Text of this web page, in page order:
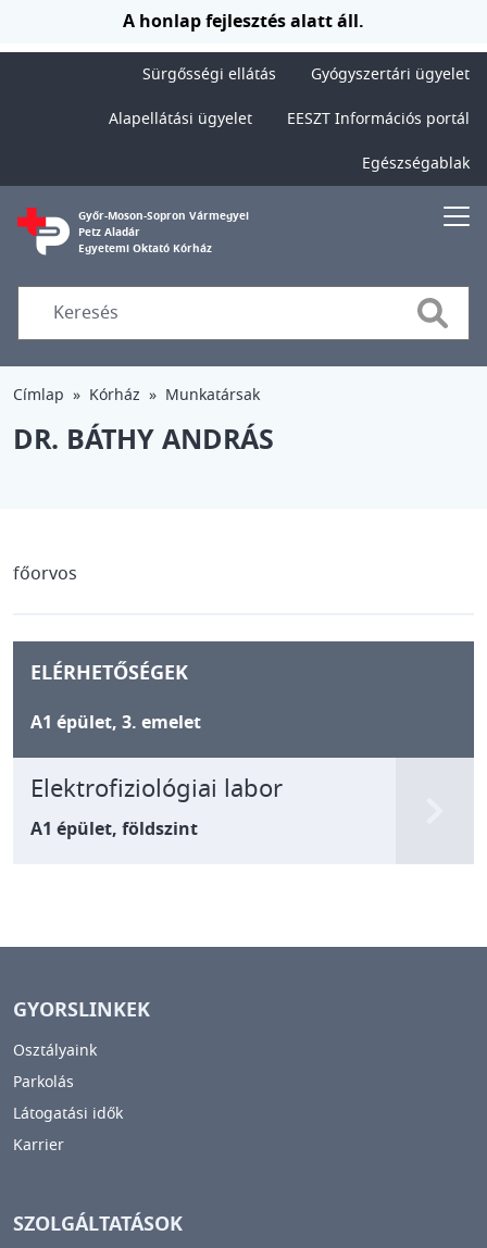
Ugrás a tartalomraA honlap fejlesztés alatt áll.
Sürgősségi ellátás
Gyógyszertári ügyelet
Alapellátási ügyelet
EESZT Információs portál
Egészségablak
Győr-Moson-Sopron Vármegyei
Petz Aladár
Egyetemi Oktató Kórház
Search
Címlap Kórház Munkatársak
DR. BÁTHY ANDRÁS
főorvos
ELÉRHETŐSÉGEK
A1 épület, 3. emelet
Elektrofiziológiai labor
A1 épület, földszint
GYORSLINKEK
Osztályaink
Parkolás
Látogatási idők
Karrier
SZOLGÁLTATÁSOK